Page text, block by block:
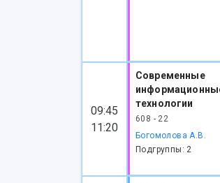
09:45
11:20
Современные
технологии
608 - 22
Богомолова А.В.
Подгруппы: 2